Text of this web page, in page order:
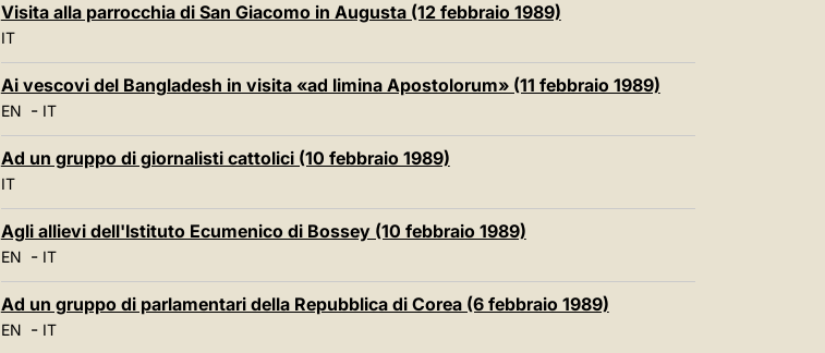
Visita alla parrocchia di San Giacomo in Augusta (12 febbraio 1989)
IT
Ai vescovi del Bangladesh in visita «ad limina Apostolorum» (11 febbraio 1989)
EN - IT
Ad un gruppo di giornalisti cattolici (10 febbraio 1989)
IT
Agli allievi dell'Istituto Ecumenico di Bossey (10 febbraio 1989)
EN - IT
Ad un gruppo di parlamentari della Repubblica di Corea (6 febbraio 1989)
EN - IT